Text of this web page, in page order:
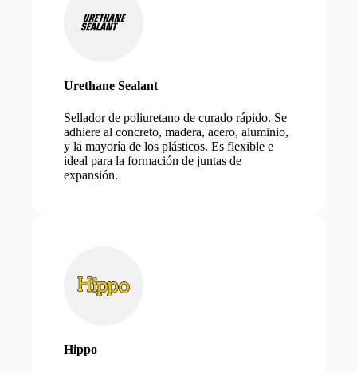
Urethane Sealant
Sellador de poliuretano de curado rápido. Se
adhiere al concreto, madera, acero, aluminio,
y la mayoría de los plásticos. Es flexible e
ideal para la formación de juntas de
expansión.
Hippo